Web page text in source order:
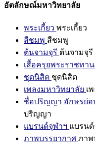
อัตลักษณ์มหาวิทยาลัย
พระเกี้ยว พระเกี้ยว
สีชมพู สีชมพู
ต้นจามจุรี ต้นจามจุรี
เสื้อครุยพระราชทาน
ชุดนิสิต ชุดนิสิต
เพลงมหาวิทยาลัย เ
ชื่อปริญญา อักษรย่
ปริญญา
แบรนด์จุฬาฯ แบรน
ภาพบรรยากาศ ภาพ